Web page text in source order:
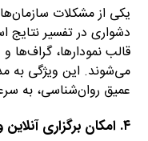
یکی از مشکلات
قالب نمودارها، گراف‌ها
می‌شوند. این ویژگی به
عمیق روان‌شناسی، به
۴. امکان برگزاری آنلاین و از راه دور